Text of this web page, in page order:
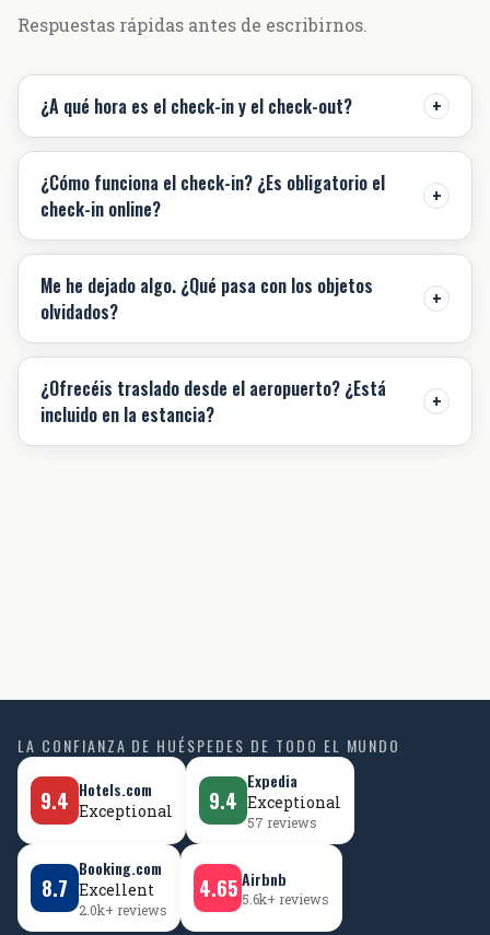
Respuestas rápidas antes de escribirnos.
¿A qué hora es el check-in y el check-out? +
¿Cómo funciona el check-in? ¿Es obligatorio el
check-in online?
+
Me he dejado algo. ¿Qué pasa con los objetos
olvidados?
+
¿Ofrecéis traslado desde el aeropuerto? ¿Está
incluido en la estancia?
+
LA CONFIANZA DE HUÉSPEDES DE TODO EL MUNDO
9.4 Hotels.com
Exceptional 9.4
Expedia
Exceptional
57 reviews
8.7
Booking.com
Excellent
2.0k+ reviews
4.65 Airbnb
5.6k+ reviews